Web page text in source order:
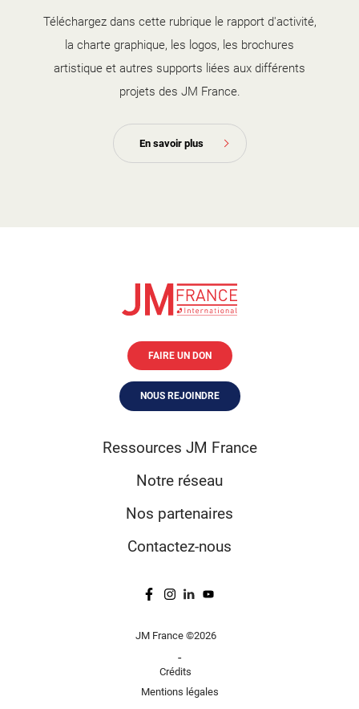
Téléchargez dans cette rubrique le rapport d'activité,
la charte graphique, les logos, les brochures
artistique et autres supports liées aux différents
projets des JM France.
En savoir plus
FAIRE UN DON
NOUS REJOINDRE
Ressources JM France
Notre réseau
Nos partenaires
Contactez-nous
JM France ©2026
-
Crédits
Mentions légales